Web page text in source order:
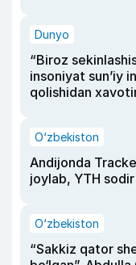
Dunyo
“Biroz
insoniyat sun’iy
qolishidan
O‘zbekiston
Andijonda
joylab, YTH
O‘zbekiston
“Sakkiz qator